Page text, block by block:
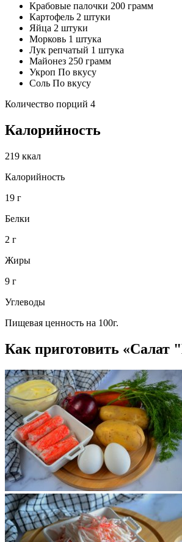
Крабовые палочки 200 грамм
Картофель 2 штуки
Яйца 2 штуки
Морковь 1 штука
Лук репчатый 1 штука
Майонез 250 грамм
Укроп По вкусу
Соль По вкусу
Количество порций 4
Калорийность
219 ккал
Калорийность
19 г
Белки
2 г
Жиры
9 г
Углеводы
Пищевая ценность на 100г.
Как приготовить